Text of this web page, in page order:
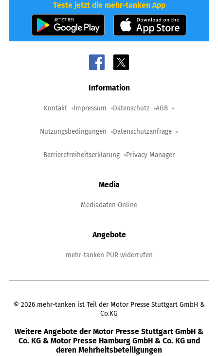
Teste jetzt die mehr-tanken App
Information
Kontakt Impressum Datenschutz AGB
Nutzungsbedingungen Datenschutzanfrage
Barrierefreiheitserklärung Privacy Manager
Media
Mediadaten Online
Angebote
mehr-tanken PUR widerrufen
© 2026 mehr-tanken ist Teil der Motor Presse Stuttgart GmbH &
Co.KG
Weitere Angebote der Motor Presse Stuttgart GmbH &
Co. KG & Motor Presse Hamburg GmbH & Co. KG und
deren Mehrheitsbeteiligungen